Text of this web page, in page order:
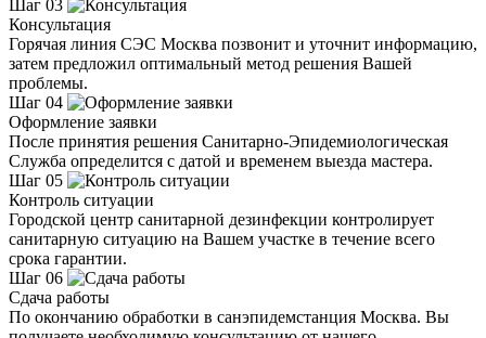
Шаг 03
Консультация
Горячая линия СЭС Москва позвонит и уточнит информацию,
затем предложил оптимальный метод решения Вашей
проблемы.
Шаг 04
Оформление заявки
После принятия решения Санитарно-Эпидемиологическая
Служба определится с датой и временем выезда мастера.
Шаг 05
Контроль ситуации
Городской центр санитарной дезинфекции контролирует
санитарную ситуацию на Вашем участке в течение всего
срока гарантии.
Шаг 06
Сдача работы
По окончанию обработки в санэпидемстанция Москва. Вы